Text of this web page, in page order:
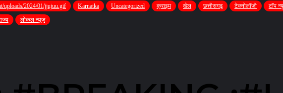
uploads/2024/01/jjujuu.gif Karnatka Uncategorized क्राइम खेल छत्तीसगढ़ टेक्नोलॉजी टॉप
लोकल न्यूज़